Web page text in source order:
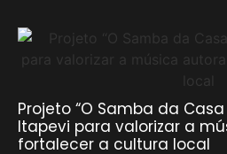
Projeto “O Samba da
Itapevi para valorizar a
fortalecer a cultura local